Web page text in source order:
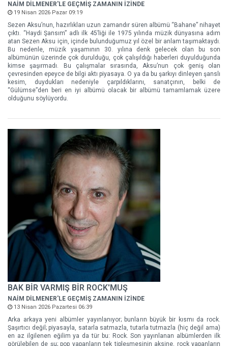
NAİM DİLMENER'LE GEÇMİŞ ZAMANIN İZİNDE
19 Nisan 2026 Pazar 09:19
Sezen Aksu’nun, hazırlıkları uzun zamandır süren albümü “Bahane” nihayet
çıktı. “Haydi Şansım” adlı ilk 45’liği ile 1975 yılında müzik dünyasına adım
atan Sezen Aksu için, içinde bulunduğumuz yıl özel bir anlam taşımaktaydı.
Bu nedenle, müzik yaşamının 30. yılına denk gelecek olan bu son
albümünün üzerinde çok durulduğu, çok çalışıldığı haberleri duyulduğunda
kimse şaşırmadı. Bu çalışmalar sırasında, Aksu’nun çok geniş olan
çevresinden epeyce de bilgi aktı piyasaya. O ya da bu şarkıyı dinleyen şanslı
kesim, duydukları nedeniyle çarpıldıklarını, sanatçının, belki de
“Gülümse”den beri en iyi albümü olacak bir albümü tamamlamak üzere
olduğunu söylüyordu.
BAK BİR VARMIŞ BİR ROCK'MUŞ
NAİM DİLMENER'LE GEÇMİŞ ZAMANIN İZİNDE
13 Nisan 2026 Pazartesi 06:39
Arka arkaya yeni albümler yayınlanıyor; bunların büyük bir kısmı da rock.
Şaşırtıcı değil; piyasayla, satarla satmazla, tutarla tutmazla (hiç değil ama)
en az ilgilenen eğilim ya da tür bu: Rock. Son yayınlanan albümlerden ilk
görülebilen de şu; pop yapanların tek tipleşmesinin aksine, rock yapanların